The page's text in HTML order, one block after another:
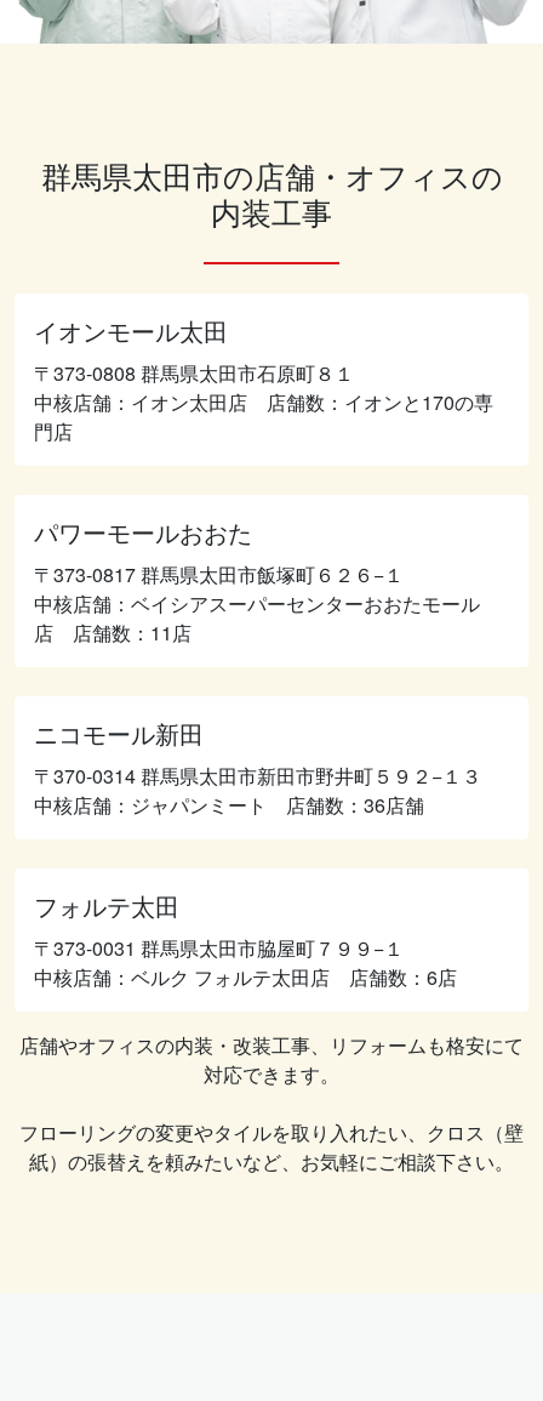
群馬県太田市の店舗・オフィスの
内装工事
イオンモール太田
〒373-0808 群馬県太田市石原町８１
中核店舗：イオン太田店 店舗数：イオンと170の専
門店
パワーモールおおた
〒373-0817 群馬県太田市飯塚町６２６−１
中核店舗：ベイシアスーパーセンターおおたモール
店 店舗数：11店
ニコモール新田
〒370-0314 群馬県太田市新田市野井町５９２−１３
中核店舗：ジャパンミート 店舗数：36店舗
フォルテ太田
〒373-0031 群馬県太田市脇屋町７９９−１
中核店舗：ベルク フォルテ太田店 店舗数：6店
店舗やオフィスの内装・改装工事、リフォームも格安にて
対応できます。
フローリングの変更やタイルを取り入れたい、クロス（壁
紙）の張替えを頼みたいなど、お気軽にご相談下さい。